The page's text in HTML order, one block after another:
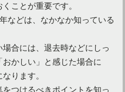
ことが重要です。
などは、なかなか知っている
合には、退去時などにしっ
かしい」と感じた場合に
ります。
つけるべきポイントを知っ